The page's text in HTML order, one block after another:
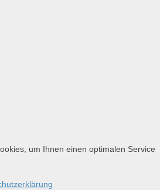
um Ihnen einen optimalen Service